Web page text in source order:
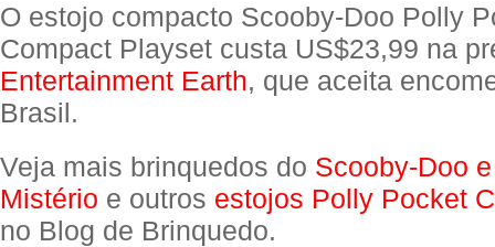
O estojo compacto Scooby-Doo Polly
Compact Playset custa US$23,99 na
Entertainment Earth, que aceita
Brasil.
Veja mais brinquedos do Scooby-Doo
Mistério e outros estojos Polly Pocket
no Blog de Brinquedo.